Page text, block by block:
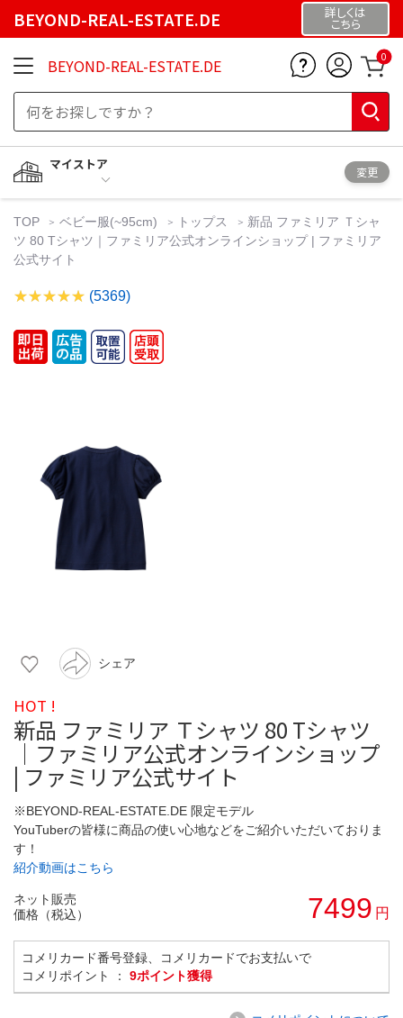
BEYOND-REAL-ESTATE.DE 詳しくは
こちら
BEYOND-REAL-ESTATE.DE 0
マイストア
変更
TOP ベビー服(~95cm) トップス
新品 ファミリア Ｔシャ
ツ 80 Tシャツ｜ファミリア公式オンラインショップ | ファミリア
公式サイト
(5369)
シェア
HOT !
新品 ファミリア Ｔシャツ 80 Tシャツ
｜ファミリア公式オンラインショップ
| ファミリア公式サイト
※BEYOND-REAL-ESTATE.DE 限定モデル
YouTuberの皆様に商品の使い心地などをご紹介いただいておりま
す！
紹介動画はこちら
ネット販売
価格（税込）
7499 円
コメリカード番号登録、コメリカードでお支払いで
コメリポイント ： 9ポイント獲得